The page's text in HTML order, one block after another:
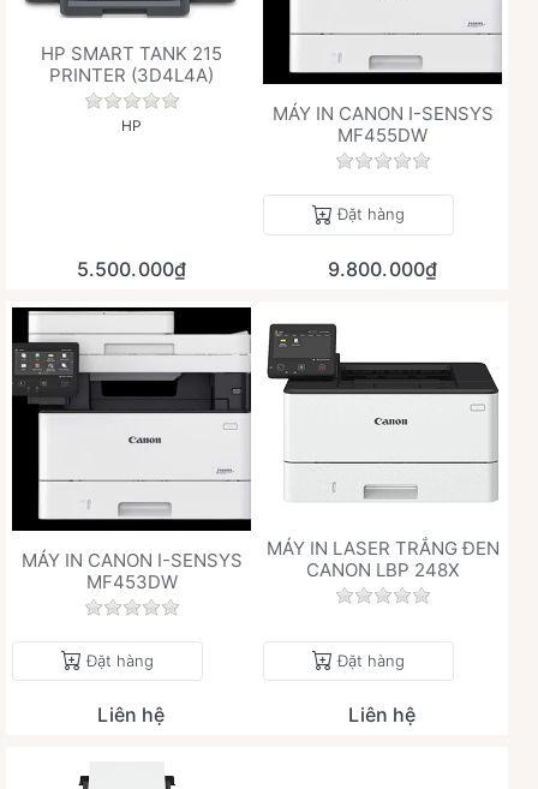
HP SMART TANK 215
PRINTER (3D4L4A)
Chưa có đánh giá nào cho sản phẩm này.
HP
5.500.000₫
MÁY IN CANON I-SENSYS
MF455DW
Chưa có đánh giá
Đặt hàng
9.800.000₫
MÁY IN CANON I-SENSYS
MF453DW
Chưa có đánh giá nào cho sản phẩm này.
Đặt hàng
Liên hệ
MÁY IN LASER TRẮNG ĐEN
CANON LBP 248X
Chưa có đánh giá
Đặt hàng
Liên hệ